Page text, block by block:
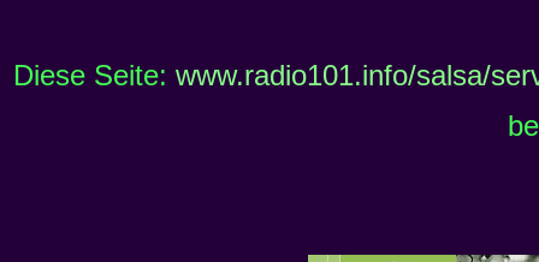
Diese Seite: www.radio101.info/salsa/